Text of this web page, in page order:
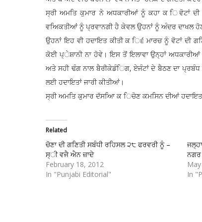
ਸ੍ਰੀ ਅਮਤਿ ਕੁਮਾਰ ਨੇ ਅਧਕਾਰੀਆਂ ਨੂੰ ਕਹਾ ਕ ਿਵੋਟਾਂ ਦੀ
ਵਅਿਕਤੀਆਂ ਨੂੰ ਪ੍ਰਵਾਨਗੀ ਹੈ ਕੇਵਲ ਉਹਨਾਂ ਨੂੰ ਅੰਦਰ ਦਾਖਲ
ਉਹਨਾਂ ਇਹ ਵੀ ਹਦਾਇਤ ਕੀਤੀ ਕ ਿ੬ ਮਾਰਚ ਨੂੰ ਵੋਟਾਂ ਦੀ
ਕੋਈ ਪ੍ੇਸ਼ਾਨੀ ਨਾ ਹੋਵੇ। ਇਸ ਤੋਂ ਇਲਾਵਾ ਉਨ੍ਹਾਂ ਅਧਕਾਰੀਆਂ
ਅਤੇ ਸਹੀ ਢੰਗ ਨਾਲ ਬੈਰੀਕੇਡੰਿਗ, ਏਜੰਟਾਂ ਦੇ ਬੈਠਣ ਦਾ ਪ੍ਰਬੰਧ
ਲਈ ਹਦਾਇਤਾਂ ਜਾਰੀ ਕੀਤੀਆਂ।
ਸ੍ਰੀ ਅਮਤਿ ਕੁਮਾਰ ਦੱਸਆਿ ਕ ਿਚੋਣ ਕਮਸਿਨ ਦੀਆਂ
Related
ਚੋਣਾ ਦੀ ਗਣਿਤੀ ਸਬੰਧੀ ਰਹਿਸਲ ੨੮ ਫਰਵਰੀ ਨੂੰ –
ਸ੍ੀ ਵਜੈ ਐਨ ਜ਼ਾਦੇ
February 18, 2012
In "Punjabi Editorial"
ਨਗਰ
In